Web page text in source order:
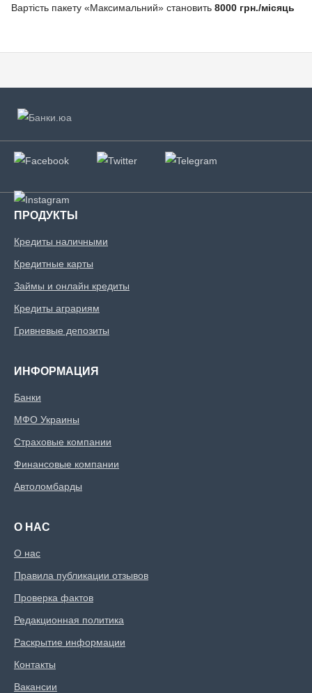
Вартість пакету «Максимальний» становить 8000 грн./місяць
ПРОДУКТЫ
Кредиты наличными
Кредитные карты
Займы и онлайн кредиты
Кредиты аграриям
Гривневые депозиты
ИНФОРМАЦИЯ
Банки
МФО Украины
Страховые компании
Финансовые компании
Автоломбарды
О НАС
О нас
Правила публикации отзывов
Проверка фактов
Редакционная политика
Раскрытие информации
Контакты
Вакансии